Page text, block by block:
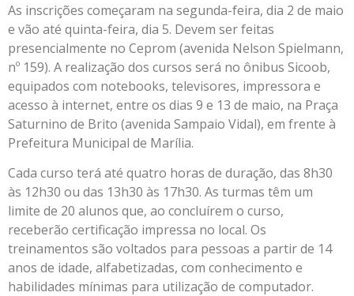
As inscrições começaram na segunda-feira, dia 2 de maio
e vão até quinta-feira, dia 5. Devem ser feitas
presencialmente no Ceprom (avenida Nelson Spielmann,
nº 159). A realização dos cursos será no ônibus Sicoob,
equipados com notebooks, televisores, impressora e
acesso à internet, entre os dias 9 e 13 de maio, na Praça
Saturnino de Brito (avenida Sampaio Vidal), em frente à
Prefeitura Municipal de Marília.
Cada curso terá até quatro horas de duração, das 8h30
às 12h30 ou das 13h30 às 17h30. As turmas têm um
limite de 20 alunos que, ao concluírem o curso,
receberão certificação impressa no local. Os
treinamentos são voltados para pessoas a partir de 14
anos de idade, alfabetizadas, com conhecimento e
habilidades mínimas para utilização de computador.